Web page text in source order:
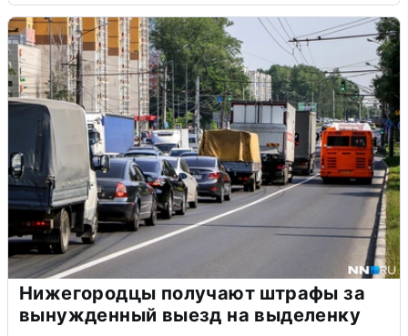
Нижегородцы получают штрафы за
вынужденный выезд на выделенку